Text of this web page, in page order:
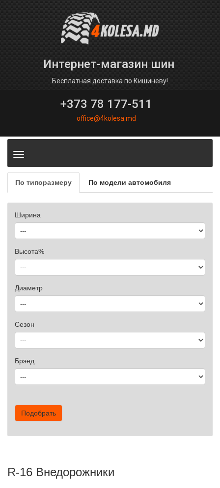
Интернет-магазин шин
Бесплатная доставка по Кишиневу!
+373 78 177-511
office@4kolesa.md
Toggle
По типоразмеру По модели автомобиля
Ширина
Высота%
Диаметр
Сезон
Брэнд
Подобрать
R-16 Внедорожники